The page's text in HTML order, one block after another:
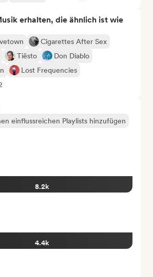
erhalten, die ähnlich ist wie
Cigarettes After Sex
Tiësto
Don Diablo
Lost Frequencies
einflussreichen Playlists hinzufügen
8.2k
4.4k